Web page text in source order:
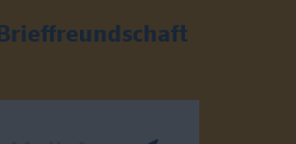
Brieffreundschaft